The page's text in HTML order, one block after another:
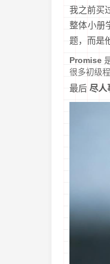
我之前买
整体小册
题，而是
Promise
很多初级
最后 尽人